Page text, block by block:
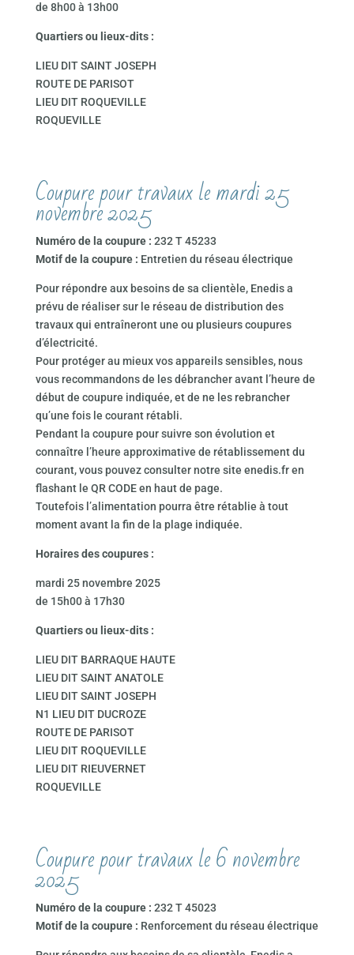
de 8h00 à 13h00
Quartiers ou lieux-dits :
LIEU DIT SAINT JOSEPH
ROUTE DE PARISOT
LIEU DIT ROQUEVILLE
ROQUEVILLE
Coupure pour travaux le mardi 25
novembre 2025
Numéro de la coupure : 232 T 45233
Motif de la coupure : Entretien du réseau électrique
Pour répondre aux besoins de sa clientèle, Enedis a
prévu de réaliser sur le réseau de distribution des
travaux qui entraîneront une ou plusieurs coupures
d’électricité.
Pour protéger au mieux vos appareils sensibles, nous
vous recommandons de les débrancher avant l’heure de
début de coupure indiquée, et de ne les rebrancher
qu’une fois le courant rétabli.
Pendant la coupure pour suivre son évolution et
connaître l’heure approximative de rétablissement du
courant, vous pouvez consulter notre site enedis.fr en
flashant le QR CODE en haut de page.
Toutefois l’alimentation pourra être rétablie à tout
moment avant la fin de la plage indiquée.
Horaires des coupures :
mardi 25 novembre 2025
de 15h00 à 17h30
Quartiers ou lieux-dits :
LIEU DIT BARRAQUE HAUTE
LIEU DIT SAINT ANATOLE
LIEU DIT SAINT JOSEPH
N1 LIEU DIT DUCROZE
ROUTE DE PARISOT
LIEU DIT ROQUEVILLE
LIEU DIT RIEUVERNET
ROQUEVILLE
Coupure pour travaux le 6 novembre
2025
Numéro de la coupure : 232 T 45023
Motif de la coupure : Renforcement du réseau électrique